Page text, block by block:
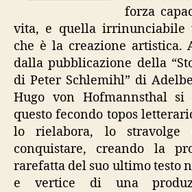
forza
vita, e quella irrinunciabile
che è la creazione artistica.
dalla pubblicazione della
di Peter Schlemihl” di
Hugo von Hofmannsthal si
questo fecondo topos
lo rielabora, lo
conquistare, creando la
rarefatta del suo ultimo testo
e vertice di una